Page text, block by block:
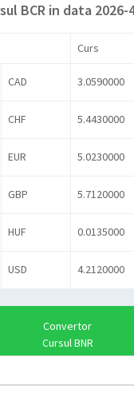
BCR in data 2026-
Curs
CAD 3.0590000
CHF 5.4430000
EUR 5.0230000
GBP 5.7120000
HUF 0.0135000
USD 4.2120000
Convertor
Cursul BNR